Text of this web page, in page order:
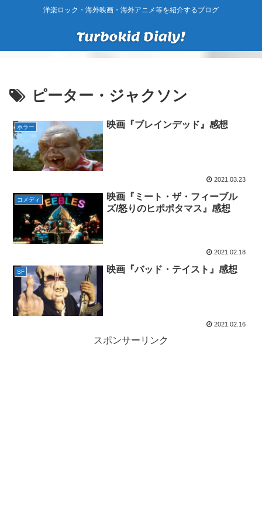
洋楽ロック・海外映画・海外アニメ等を紹介するブログ
ピーター・ジャクソン
ホラー 映画『ブレインデッド』感想
2021.03.23
コメディ
映画『ミート・ザ・フィーブル
ズ/怒りのヒポポタマス』感想
2021.02.18
SF 映画『バッド・テイスト』感想
2021.02.16
スポンサーリンク